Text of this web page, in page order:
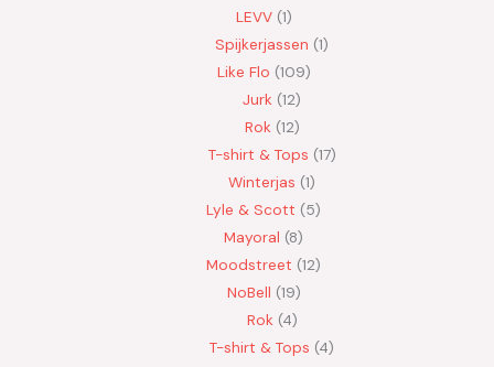
LEVV 1
Spijkerjassen 1
Like Flo 109
Jurk 12
Rok 12
T-shirt & Tops 17
Winterjas 1
Lyle & Scott 5
Mayoral 8
Moodstreet 12
NoBell 19
Rok 4
T-shirt & Tops 4